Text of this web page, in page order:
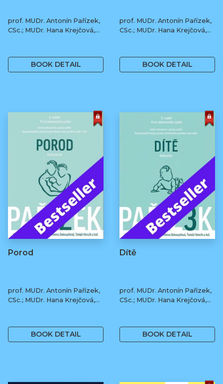
prof. MUDr. Antonín Pařízek,
CSc.; MUDr. Hana Krejčová,
Tomáš Honzík, Ph.D. a kol.
BOOK DETAIL
prof. MUDr. Antonín Pařízek,
CSc.; MUDr. Hana Krejčová,
BOOK DETAIL
Porod
prof. MUDr. Antonín Pařízek,
CSc.; MUDr. Hana Krejčová,
Tomáš Honzík, Ph.D. a kol.
BOOK DETAIL
Dítě
prof. MUDr. Antonín Pařízek,
CSc.; MUDr. Hana Krejčová,
Tomáš Honzík, Ph.D. a kol.
BOOK DETAIL